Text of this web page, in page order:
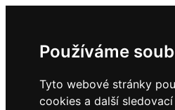
Používáme
Tyto webové stránky
cookies a další